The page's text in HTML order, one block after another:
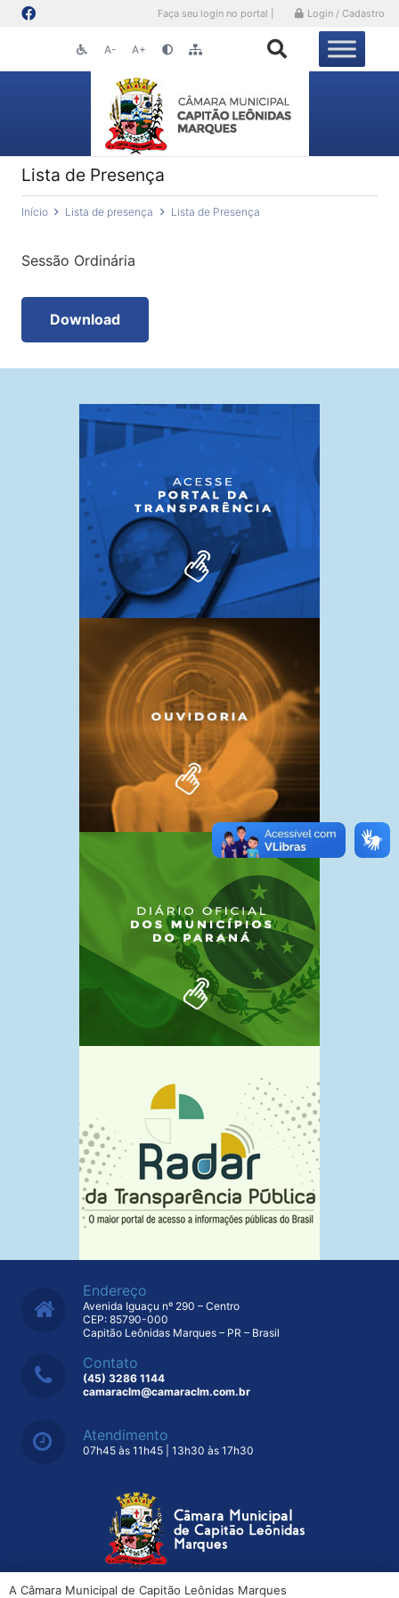
Faça seu login no portal | Login / Cadastro
A- A+
Lista de Presença
Início Lista de presença Lista de Presença
Sessão Ordinária
Download
Endereço
Avenida Iguaçu nº 290 – Centro
CEP: 85790-000
Capitão Leônidas Marques – PR – Brasil
Contato
(45) 3286 1144
camaraclm@camaraclm.com.br
Atendimento
07h45 às 11h45 | 13h30 às 17h30
A Câmara Municipal de Capitão Leônidas Marques